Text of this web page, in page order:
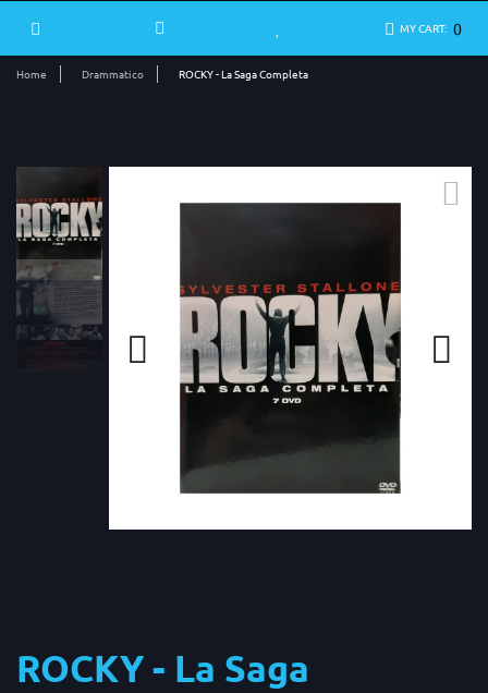
MY CART: 0
Home Drammatico ROCKY - La Saga Completa
ROCKY - La Saga